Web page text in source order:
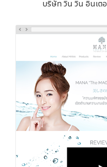
บริษัท วิน วิน อินเต